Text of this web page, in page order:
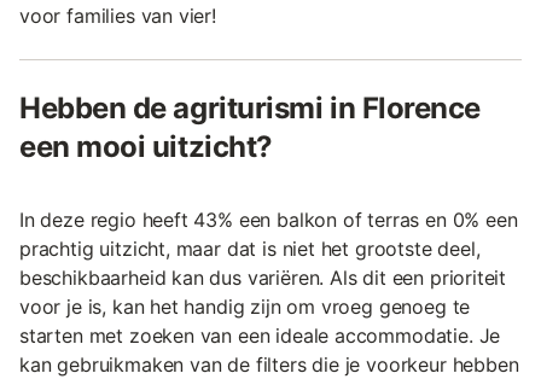
voor families van vier!
Hebben de agriturismi in Florence
een mooi uitzicht?
In deze regio heeft 43% een balkon of terras en 0% een
prachtig uitzicht, maar dat is niet het grootste deel,
beschikbaarheid kan dus variëren. Als dit een prioriteit
voor je is, kan het handig zijn om vroeg genoeg te
starten met zoeken van een ideale accommodatie. Je
kan gebruikmaken van de filters die je voorkeur hebben